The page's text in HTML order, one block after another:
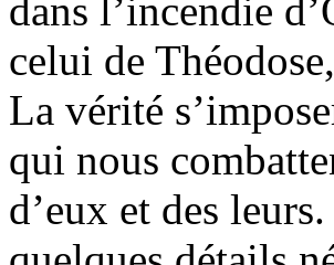
dans l’incendie
celui de
La vérité
qui nous
d’eux et des